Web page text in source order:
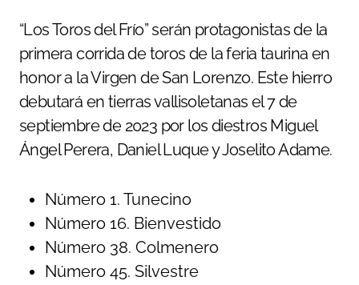
“Los Toros del Frío” serán protagonistas de la
primera corrida de toros de la feria taurina en
honor a la Virgen de San Lorenzo. Este hierro
debutará en tierras vallisoletanas el 7 de
septiembre de 2023 por los diestros Miguel
Ángel Perera, Daniel Luque y Joselito Adame.
Número 1. Tunecino
Número 16. Bienvestido
Número 38. Colmenero
Número 45. Silvestre